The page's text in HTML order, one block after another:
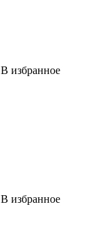
В избранное
В избранное